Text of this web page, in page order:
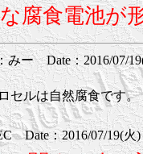
腐食電池が
ー Date：2016/07/
セルは自然腐食です。
Date：2016/07/19(火)